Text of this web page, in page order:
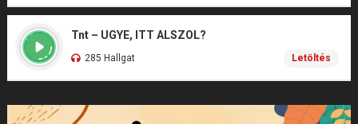
Tnt – UGYE, ITT ALSZOL?
285 Hallgat Letöltés